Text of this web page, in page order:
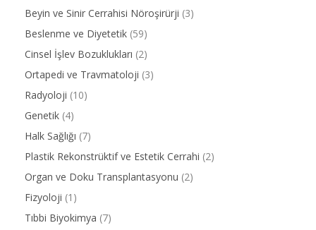
Beyin ve Sinir Cerrahisi Nöroşirürji (3)
Beslenme ve Diyetetik (59)
Cinsel İşlev Bozuklukları (2)
Ortapedi ve Travmatoloji (3)
Radyoloji (10)
Genetik (4)
Halk Sağlığı (7)
Plastik Rekonstrüktif ve Estetik Cerrahi (2)
Organ ve Doku Transplantasyonu (2)
Fizyoloji (1)
Tıbbi Biyokimya (7)